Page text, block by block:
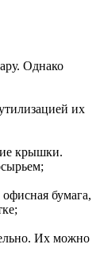
Однако
их
крышки.
бумага,
Их можно